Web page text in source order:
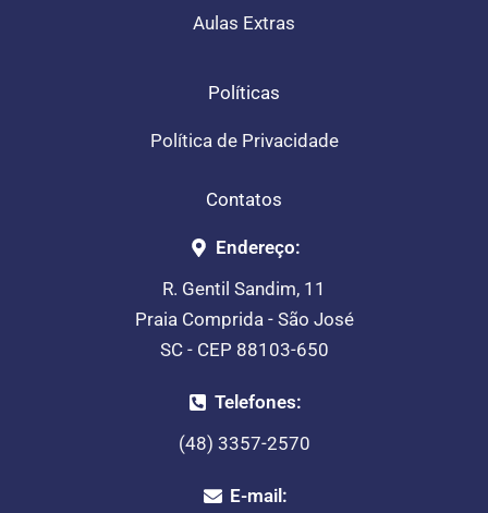
Aulas Extras
Políticas
Política de Privacidade
Contatos
Endereço:
R. Gentil Sandim, 11
Praia Comprida - São José
SC - CEP 88103-650
Telefones:
(48) 3357-2570
E-mail: